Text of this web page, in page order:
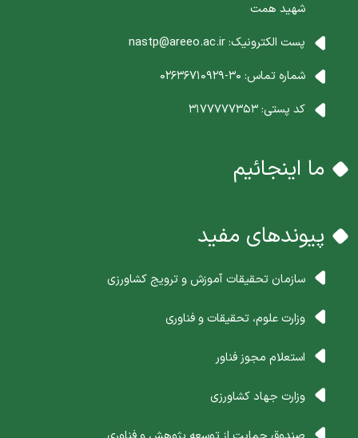
شهید همت
پست الکترونیک:nastp@areeo.ac.ir
شماره تماس: 30-02636710929
کد پستی:3177777353
ما اینجائیم
پیوندهای مفید
سازمان تحقیقات آموزش و ترویج کشاورزی
وزارت علوم، تحقیقات و فناوری
استعلام مجوز فناور
وزارت جهاد کشاورزی